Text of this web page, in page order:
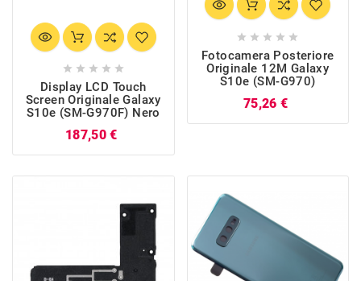
    
Display LCD Touch
Screen Originale Galaxy
S10e (SM-G970F) Nero
187,50 €
    
Fotocamera Posteriore
Originale 12M Galaxy
S10e (SM-G970)
75,26 €